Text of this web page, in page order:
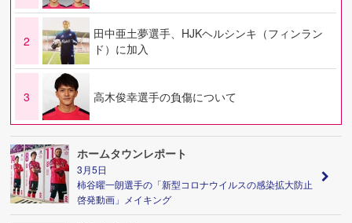
2
田中亜土夢選手、HJKヘルシンキ（フィンラン
ド）に加入
3 高木俊幸選手の負傷について
ホームタウンレポート
3月5日
柿谷曜一朗選手の「新型コロナウイルスの感染拡大防止
啓発動画」メイキング